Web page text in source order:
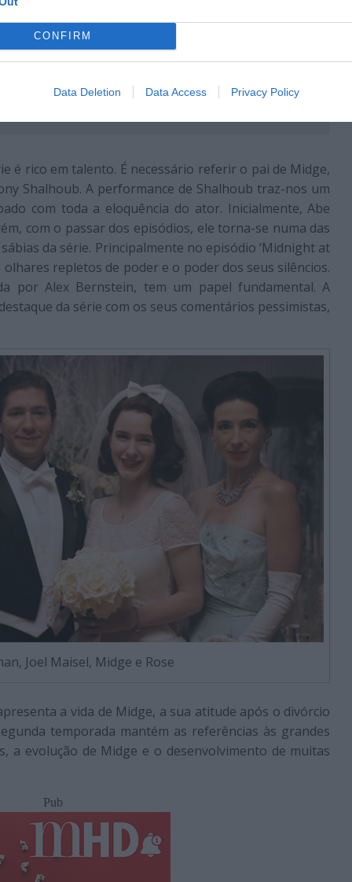
CONFIRM
Data Deletion Data Access Privacy Policy
não perder no Amazon Prime Video em maio
é rico em talento. É necessário referir o pai de Midge,
Shalhoub. A performance de Shalhoub traz-nos um
com toda a eloquência do ator. Inicialmente, Abe
com o passar dos episódios, ele torna-se numa das
da série. Principalmente no episódio ‘Midnight at
olhares repletos de poder e o poder dos seus silêncios.
por Alex Bernstein, tem um papel fundamental. A
da série com os seus comentários pessimistas,
Joel Maisel, Midge e Rose
a vida de Midge, a sua atitude após o divórcio
temporada mantém as referências às grandes
a evolução de Midge e o desenvolvimento de muitas
Pub